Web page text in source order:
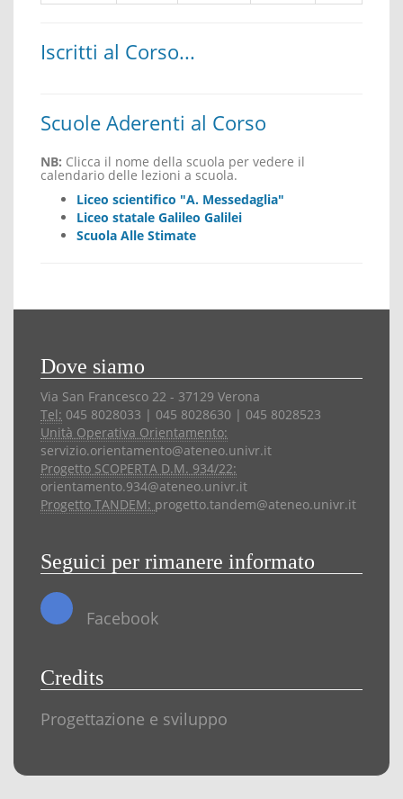
Iscritti al Corso...
Scuole Aderenti al Corso
NB: Clicca il nome della scuola per vedere il
calendario delle lezioni a scuola.
Liceo scientifico "A. Messedaglia"
Liceo statale Galileo Galilei
Scuola Alle Stimate
Dove siamo
Via San Francesco 22 - 37129 Verona
Tel: 045 8028033 | 045 8028630 | 045 8028523
Unità Operativa Orientamento:
servizio.orientamento@ateneo.univr.it
Progetto SCOPERTA D.M. 934/22:
orientamento.934@ateneo.univr.it
Progetto TANDEM: progetto.tandem@ateneo.univr.it
Seguici per rimanere informato
Facebook
Credits
Progettazione e sviluppo